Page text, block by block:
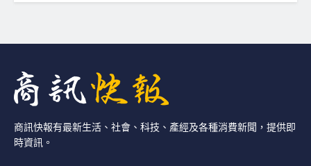
商訊快報有最新生活、社會、科技、產經及各種消費新聞，提供即
時資訊。